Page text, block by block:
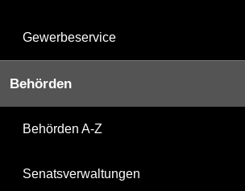
Gewerbeservice
Behörden
Behörden A-Z
Senatsverwaltungen